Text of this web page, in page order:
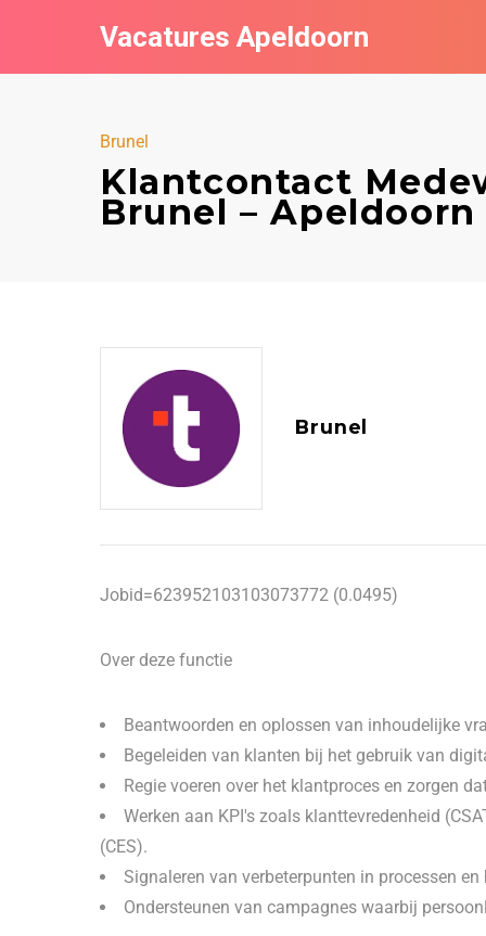
Vacatures Apeldoorn
Brunel
Klantcontact
Brunel – Apeldoorn
Brunel
Jobid=623952103103073772 (0.0495)
Over deze functie
Beantwoorden en oplossen van inhoudelijke
Begeleiden van klanten bij het gebruik van
Regie voeren over het klantproces en zorgen
Werken aan KPI's zoals klanttevredenheid
(CES).
Signaleren van verbeterpunten in processen
Ondersteunen van campagnes waarbij